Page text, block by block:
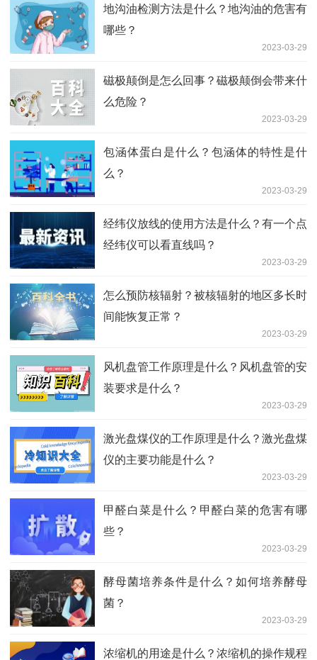
地沟油检测方法是什么？地沟油的危害有
哪些？
2023-03-29
磁极颠倒是怎么回事？磁极颠倒会带来什
么危险？
2023-03-29
包涵体蛋白是什么？包涵体的特性是什
么？
2023-03-29
经纬仪放线的使用方法是什么？有一个点
经纬仪可以看直线吗？
2023-03-29
怎么预防核辐射？被核辐射的地区多长时
间能恢复正常？
2023-03-29
风机盘管工作原理是什么？风机盘管的安
装要求是什么？
2023-03-29
激光盘煤仪的工作原理是什么？激光盘煤
仪的主要功能是什么？
2023-03-29
甲醛白菜是什么？甲醛白菜的危害有哪
些？
2023-03-29
酵母菌培养条件是什么？如何培养酵母
菌？
2023-03-29
浓缩机的用途是什么？浓缩机的操作规程